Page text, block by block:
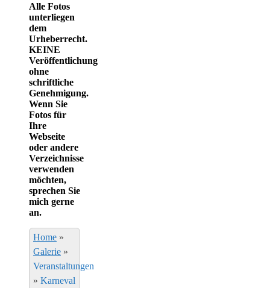
Alle Fotos
unterliegen
dem
Urheberrecht.
KEINE
Veröffentlichung
ohne
schriftliche
Genehmigung.
Wenn Sie
Fotos für
Ihre
Webseite
oder andere
Verzeichnisse
verwenden
möchten,
sprechen Sie
mich gerne
an.
Home »
Galerie »
Veranstaltungen
» Karneval